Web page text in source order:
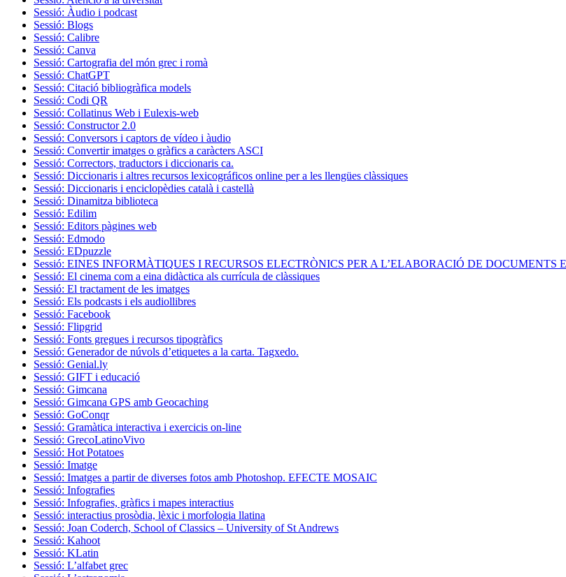
Sessió: Àudio i podcast
Sessió: Blogs
Sessió: Calibre
Sessió: Canva
Sessió: Cartografia del món grec i romà
Sessió: ChatGPT
Sessió: Citació bibliogràfica models
Sessió: Codi QR
Sessió: Collatinus Web i Eulexis-web
Sessió: Constructor 2.0
Sessió: Conversors i captors de vídeo i àudio
Sessió: Convertir imatges o gràfics a caràcters ASCI
Sessió: Correctors, traductors i diccionaris ca.
Sessió: Diccionaris i altres recursos lexicográficos online per a les llengües clàssiques
Sessió: Diccionaris i enciclopèdies català i castellà
Sessió: Dinamitza biblioteca
Sessió: Edilim
Sessió: Editors pàgines web
Sessió: Edmodo
Sessió: EDpuzzle
Sessió: EINES INFORMÀTIQUES I RECURSOS ELECTRÒNICS PER A L’ELABORACIÓ DE
Sessió: El cinema com a eina didàctica als currícula de clàssiques
Sessió: El tractament de les imatges
Sessió: Els podcasts i els audiollibres
Sessió: Facebook
Sessió: Flipgrid
Sessió: Fonts gregues i recursos tipogràfics
Sessió: Generador de núvols d’etiquetes a la carta. Tagxedo.
Sessió: Genial.ly
Sessió: GIFT i educació
Sessió: Gimcana
Sessió: Gimcana GPS amb Geocaching
Sessió: GoConqr
Sessió: Gramàtica interactiva i exercicis on-line
Sessió: GrecoLatinoVivo
Sessió: Hot Potatoes
Sessió: Imatge
Sessió: Imatges a partir de diverses fotos amb Photoshop. EFECTE MOSAIC
Sessió: Infografies
Sessió: Infografies, gràfics i mapes interactius
Sessió: interactius prosòdia, lèxic i morfologia llatina
Sessió: Joan Coderch, School of Classics – University of St Andrews
Sessió: Kahoot
Sessió: KLatin
Sessió: L’alfabet grec